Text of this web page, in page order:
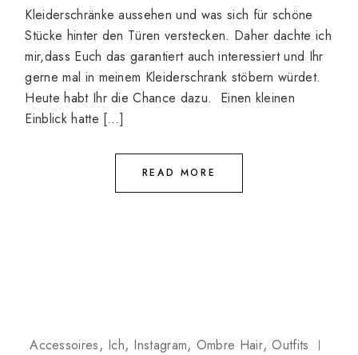
Kleiderschränke aussehen und was sich für schöne
Stücke hinter den Türen verstecken. Daher dachte ich
mir,dass Euch das garantiert auch interessiert und Ihr
gerne mal in meinem Kleiderschrank stöbern würdet.
Heute habt Ihr die Chance dazu. Einen kleinen
Einblick hatte […]
READ MORE
Accessoires Ich Instagram Ombre Hair Outfits